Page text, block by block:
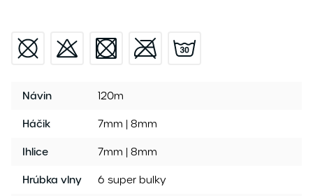
Návin
120m
Háčik
7mm | 8mm
Ihlice
7mm | 8mm
Hrúbka vlny
6 super bulky